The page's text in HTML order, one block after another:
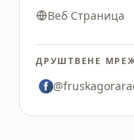
Веб Страница
ДРУШТВЕНЕ